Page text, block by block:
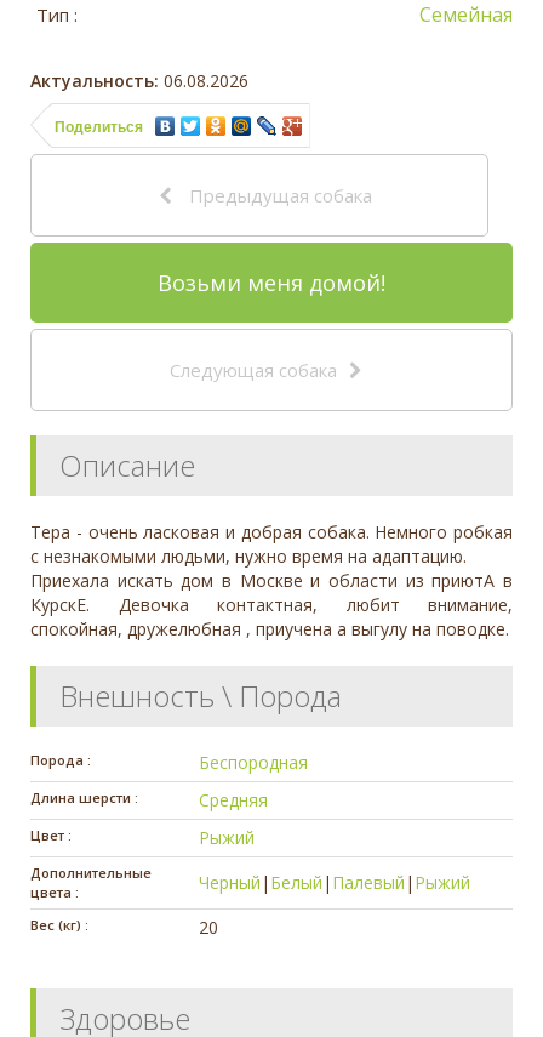
Тип : Семейная
Актуальность: 06.08.2026
Поделиться
Предыдущая собака
Возьми меня домой!
Следующая собака
Описание
Тера - очень ласковая и добрая собака. Немного робкая
с незнакомыми людьми, нужно время на адаптацию.
Приехала искать дом в Москве и области из приютА в
КурскЕ. Девочка контактная, любит внимание,
спокойная, дружелюбная , приучена а выгулу на поводке.
Внешность \ Порода
Порода : Беспородная
Длина шерсти : Средняя
Цвет : Рыжий
Дополнительные
цвета :
Черный | Белый | Палевый | Рыжий
Вес (кг) : 20
Здоровье